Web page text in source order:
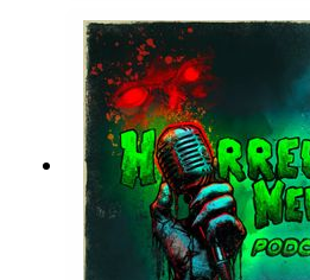
séries, tv, streaming, vod,
podcasts...Instagram :
NewsYouTube : Horreur
soutenir via Tipeee :
news-podcast/Bonne
#fantastique #film #serie
#streaming #horreurfrance
#PodcastAddict
#CultureHorreur
#CinemaHorreur